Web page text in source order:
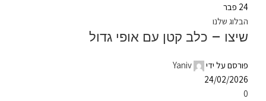
24 פבר
הבלוג שלנו
שיצו – כלב קטן עם אופי גדול
פורסם על ידי
Yaniv
24/02/2026
0